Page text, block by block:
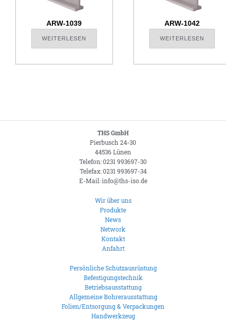
ARW-1039
WEITERLESEN
ARW-1042
WEITERLESEN
THS GmbH
Pierbusch 24-30
44536 Lünen
Telefon: 0231 993697-30
Telefax: 0231 993697-34
E-Mail: info@ths-iso.de
Wir über uns
Produkte
News
Network
Kontakt
Anfahrt
Persönliche Schutzausrüstung
Befestigungstechnik
Betriebsausstattung
Allgemeine Bohrerausstattung
Folien/Entsorgung & Verpackungen
Handwerkzeug